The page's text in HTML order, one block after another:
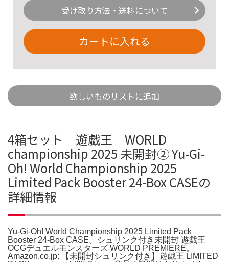
受け取り方法・送料について
カートに入れる
欲しいものリストに追加
4箱セット 遊戯王 WORLD
championship 2025 未開封② Yu-Gi-
Oh! World Championship 2025
Limited Pack Booster 24-Box CASEの
詳細情報
Yu-Gi-Oh! World Championship 2025 Limited Pack
Booster 24-Box CASE。シュリンク付き未開封 遊戯王
OCGデュエルモンスターズ WORLD PREMIERE。
Amazon.co.jp: 【未開封シュリンク付き】遊︎戯︎王 LIMITED